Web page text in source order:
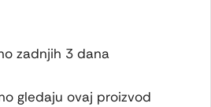
zadnjih 3 dana
gledaju ovaj proizvod